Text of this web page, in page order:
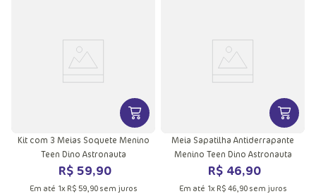
VER MAIS INFORMAÇÕES DO
Kit com 3 Meias Soquete Menino
Teen Dino Astronauta
R$ 59,90
Em até 1x R$ 59,90sem juros
VER
Meia Sapatilha Antiderrapante
Menino Teen Dino Astronauta
R$ 46,90
Em até 1x R$ 46,90sem juros